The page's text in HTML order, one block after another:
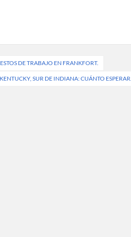
DE TRABAJO EN FRANKFORT.
SUR DE INDIANA: CUÁNTO ESPERAR.